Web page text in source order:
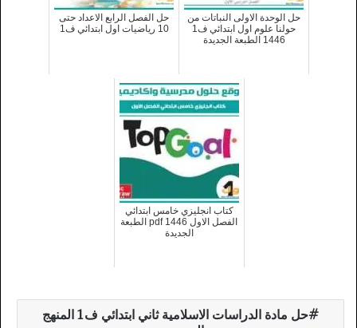
حل الوحدة الاولى النباتات من
حولنا علوم اول ابتدائي ف1
1446 الطبعة الجديدة
حل الفصل الرابع الاعداد حتى
10 رياضيات اول ابتدائي ف1
كتاب انجليزي خامس ابتدائي
الفصل الاول 1446 pdf الطبعة
الجديدة
حل مادة الدراسات الاسلامية ثاني ابتدائي ف1 المنهج